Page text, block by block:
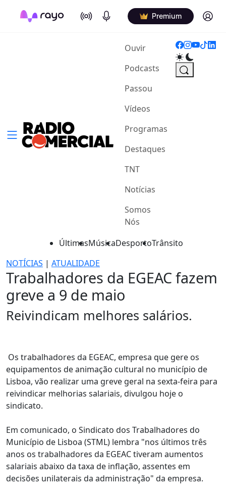
On Air Podcasts Premium Log in
Ouvir(current)
Podcasts
Passou
Vídeos
Programas
Destaques
TNT
Notícias
Somos
Nós
ÚltimasMúsicaDesportoTrânsito
NOTÍCIAS | ATUALIDADE
Trabalhadores da EGEAC fazem
greve a 9 de maio
Reivindicam melhores salários.
Os trabalhadores da EGEAC, empresa que gere os
equipamentos de animação cultural no município de
Lisboa, vão realizar uma greve geral na sexta-feira para
reivindicar melhorias salariais, divulgou hoje o
sindicato.
Em comunicado, o Sindicato dos Trabalhadores do
Município de Lisboa (STML) lembra "nos últimos três
anos os trabalhadores da EGEAC tiveram aumentos
salariais abaixo da taxa de inflação, assentes em
decisões unilaterais da administração" da empresa.